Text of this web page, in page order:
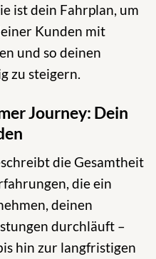
ist dein Fahrplan, um
Kunden mit
und so deinen
zu steigern.
Journey: Dein
die Gesamtheit
die ein
deinen
durchläuft –
hin zur langfristigen